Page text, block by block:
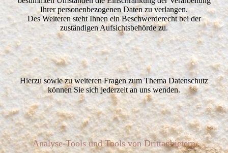
Ihrer personenbezogenen Daten zu verlangen.
Des Weiteren steht Ihnen ein Beschwerderecht bei der
zuständigen Aufsichtsbehörde zu.
Hierzu sowie zu weiteren Fragen zum Thema Datenschutz
können Sie sich jederzeit an uns wenden.
Analyse-Tools und Tools von Drittanbietern